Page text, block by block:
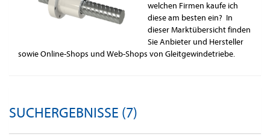
welchen Firmen kaufe ich
diese am besten ein? In
dieser Marktübersicht finden
Sie Anbieter und Hersteller
sowie Online-Shops und Web-Shops von Gleitgewindetriebe.
SUCHERGEBNISSE (7)